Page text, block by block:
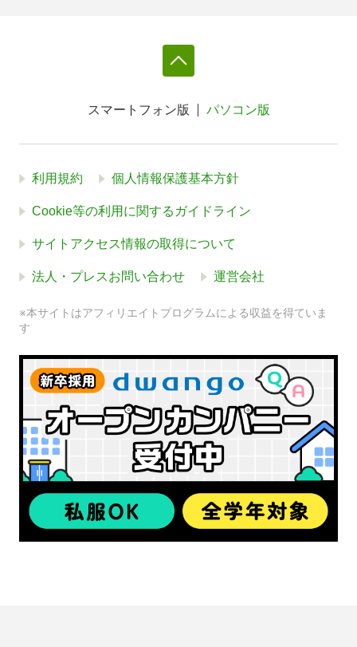
スマートフォン版 パソコン版
利用規約 個人情報保護基本方針
Cookie等の利用に関するガイドライン
サイトアクセス情報の取得について
法人・プレスお問い合わせ 運営会社
※本サイトはアフィリエイトプログラムによる収益を得ていま
す